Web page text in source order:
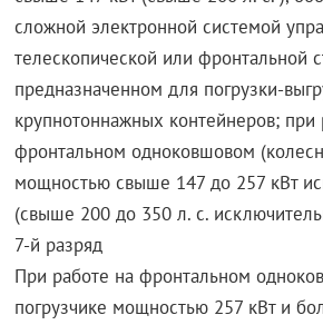
сложной электронной системой
телескопической или фронтальной
предназначенном для погрузки-
крупнотоннажных контейнеров; при
фронтальном одноковшовом
мощностью свыше 147 до 257 кВт
(свыше 200 до 350 л. с.
7-й разряд
При работе на фронтальном
погрузчике мощностью 257 кВт и